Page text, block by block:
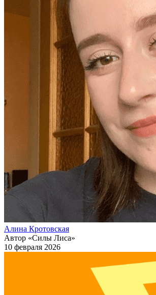
Алина Кротовская
Автор «Силы Лиса»
10 февраля 2026